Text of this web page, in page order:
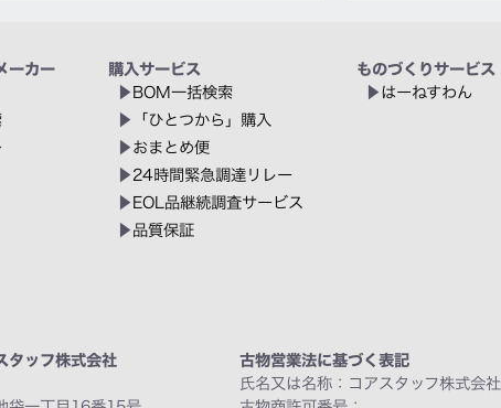
ーカー
購入サービス
BOM一括検索
「ひとつから」購入
おまとめ便
24時間緊急調達リレー
EOL品継続調査サービス
品質保証
ものづくりサービス
はーねすわん
タッフ株式会社
古物営業法に基づく表記
氏名又は名称：コアスタッフ株式会社